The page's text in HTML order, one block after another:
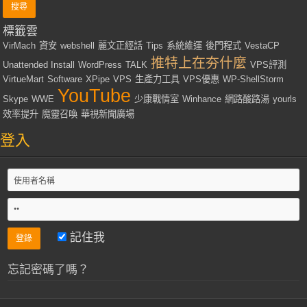
標籤雲
VirMach 資安 webshell 麗文正經話 Tips 系統維運 後門程式 VestaCP
Unattended Install
WordPress TALK 推特上在夯什麼 VPS評測
VirtueMart Software XPipe VPS 生產力工具 VPS優惠 WP-ShellStorm
Skype WWE YouTube 少康戰情室 Winhance 網路酸路湯 yourls
效率提升 魔靈召喚 華視新聞廣場
登入
記住我
忘記密碼了嗎？